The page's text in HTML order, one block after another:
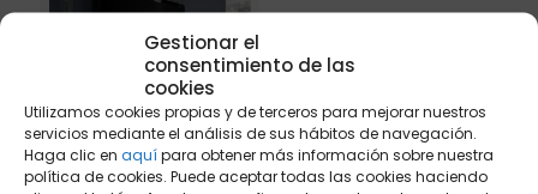
Gestionar el
consentimiento de las
cookies
Utilizamos cookies propias y de terceros para mejorar nuestros
servicios mediante el análisis de sus hábitos de navegación.
Haga clic en aquípara obtener más información sobre nuestra
política de cookies. Puede aceptar todas las cookies haciendo
variantes.
Las
opciones
se
pueden
elegir
en
la
opciones
en
la
página
de